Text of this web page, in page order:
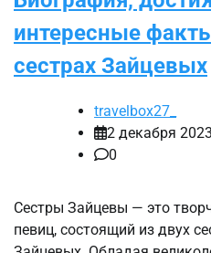
интересные
сестрах Зайцевых
travelbox27_
2 декабря 2023
0
Сестры Зайцевы — это
певиц, состоящий из двух